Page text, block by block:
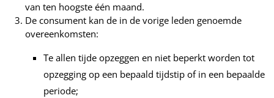
van ten hoogste één maand.
De consument kan de in de vorige leden genoemde
overeenkomsten:
Te allen tijde opzeggen en niet beperkt worden tot
opzegging op een bepaald tijdstip of in een bepaalde
periode;